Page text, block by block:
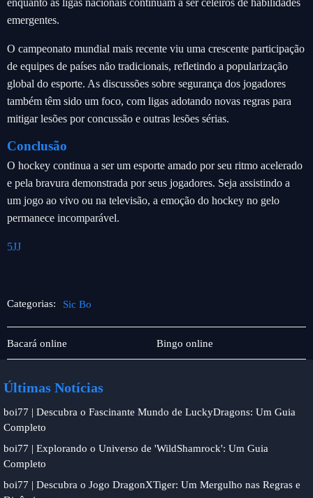
enquanto as ligas nacionais continuam a ser celeiros de habilidades
emergentes.
O campeonato mundial mais recente viu uma crescente participação
de equipes de países não tradicionais, refletindo a popularização
global do esporte. As discussões sobre segurança dos jogadores
também têm sido um foco, com ligas adotando novas regras para
mitigar lesões por concussão e outras lesões sérias.
Conclusão
O hockey continua a ser um esporte amado por seu ritmo acelerado
e pela bravura demonstrada por seus jogadores. Seja assistindo a
um jogo ao vivo ou na televisão, a emoção do hockey no gelo
permanece incomparável.
5JJ
Categorias: Sic Bo
Transmissão
ao
Bacará online
Sic
Bo
Bingo online
Últimas Notícias
boi77 | Descubra o Fascinante Mundo de LuckyDragons: Um Guia
Completo
boi77 | Explorando o Universo de 'WildShamrock': Um Guia
Completo
boi77 | Descubra o Jogo DragonXTiger: Um Mergulho nas Regras e